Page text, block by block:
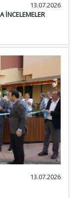
13.07.2026
İNCELEMELER
13.07.2026